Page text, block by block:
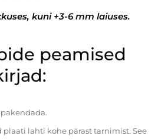
kuni +3-6 mm laiuses.
peamised
lahti kohe pärast tarnimist. See